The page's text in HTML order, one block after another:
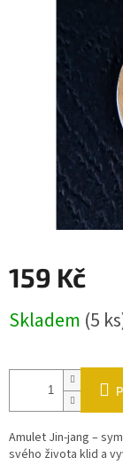
159 Kč
Skladem (5
Amulet Jin-jang –
svého života klid a